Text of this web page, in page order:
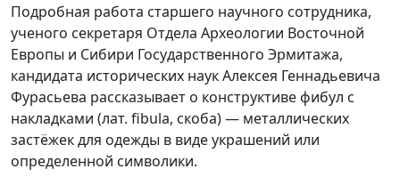
Подробная работа старшего научного сотрудника,
ученого секретаря Отдела Археологии Восточной
Европы и Сибири Государственного Эрмитажа,
кандидата исторических наук Алексея Геннадьевича
Фурасьева рассказывает о конструктиве фибул с
накладками (лат. fibula, скоба) — металлических
застёжек для одежды в виде украшений или
определенной символики.